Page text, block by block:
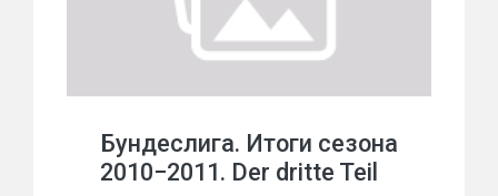
Бундеслига. Итоги сезона
2010−2011. Der dritte Teil